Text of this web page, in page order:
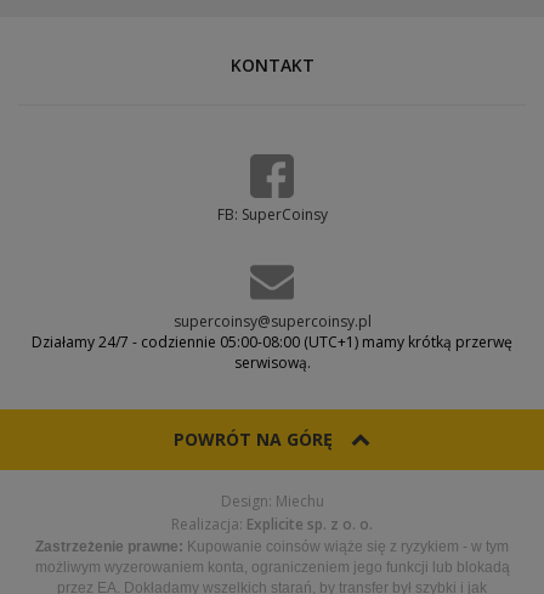
KONTAKT
FB: SuperCoinsy
supercoinsy@supercoinsy.pl
Działamy 24/7 - codziennie 05:00-08:00 (UTC+1) mamy krótką przerwę
serwisową.
POWRÓT NA GÓRĘ
Design: Miechu
Realizacja: Explicite sp. z o. o.
Zastrzeżenie prawne: Kupowanie coinsów wiąże się z ryzykiem - w tym
możliwym wyzerowaniem konta, ograniczeniem jego funkcji lub blokadą
przez EA. Dokładamy wszelkich starań, by transfer był szybki i jak